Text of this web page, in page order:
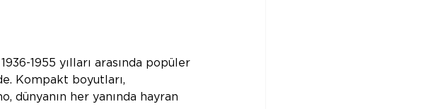
1955 yılları arasında popüler
Kompakt boyutları,
dünyanın her yanında hayran